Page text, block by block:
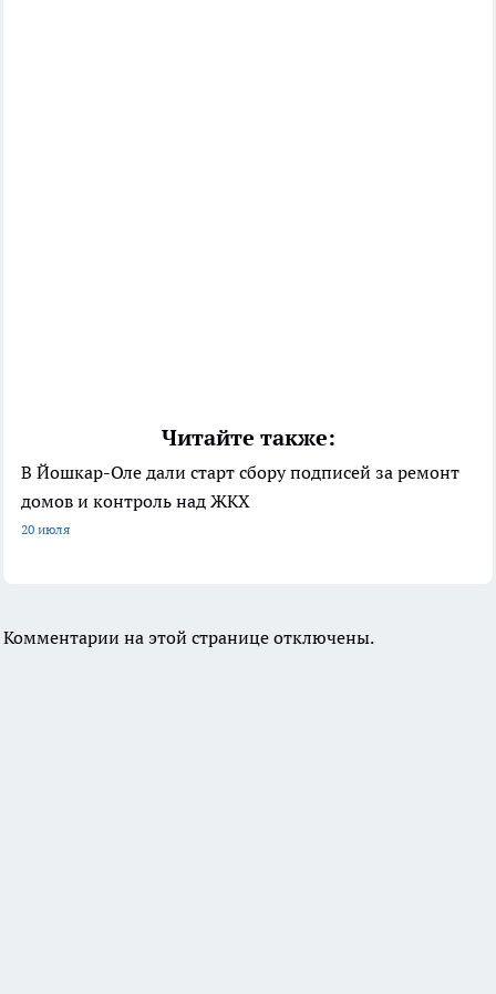
Читайте также:
В Йошкар-Оле дали старт сбору подписей за ремонт
домов и контроль над ЖКХ
20 июля
Комментарии на этой странице отключены.